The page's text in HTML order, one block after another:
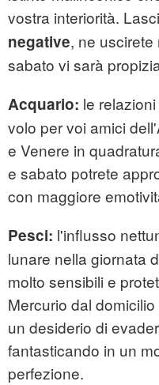
vostra interiorità.
negative, ne uscirete
sabato vi sarà
Acquario: le
volo per voi amici
e Venere in
e sabato potrete
con maggiore
Pesci: l'influsso
lunare nella giornata
molto sensibili e
Mercurio dal
un desiderio di
fantasticando in un
perfezione.